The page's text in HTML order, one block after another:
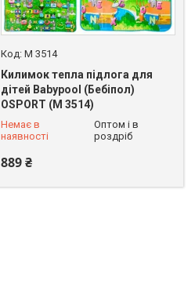
M 3514
Килимок тепла підлога для
дітей Babypool (Бебіпол)
OSPORT (M 3514)
Немає в
наявності
Оптом і в
роздріб
889 ₴
+380 (93) 625-49-82